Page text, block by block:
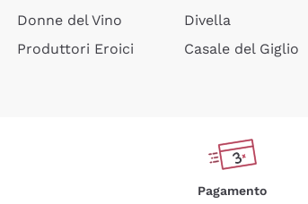
Donne del Vino
Produttori Eroici
Divella
Casale del Giglio
Pagamento